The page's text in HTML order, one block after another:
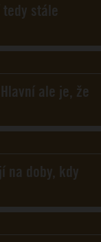
stále
ale je, že
na doby, kdy